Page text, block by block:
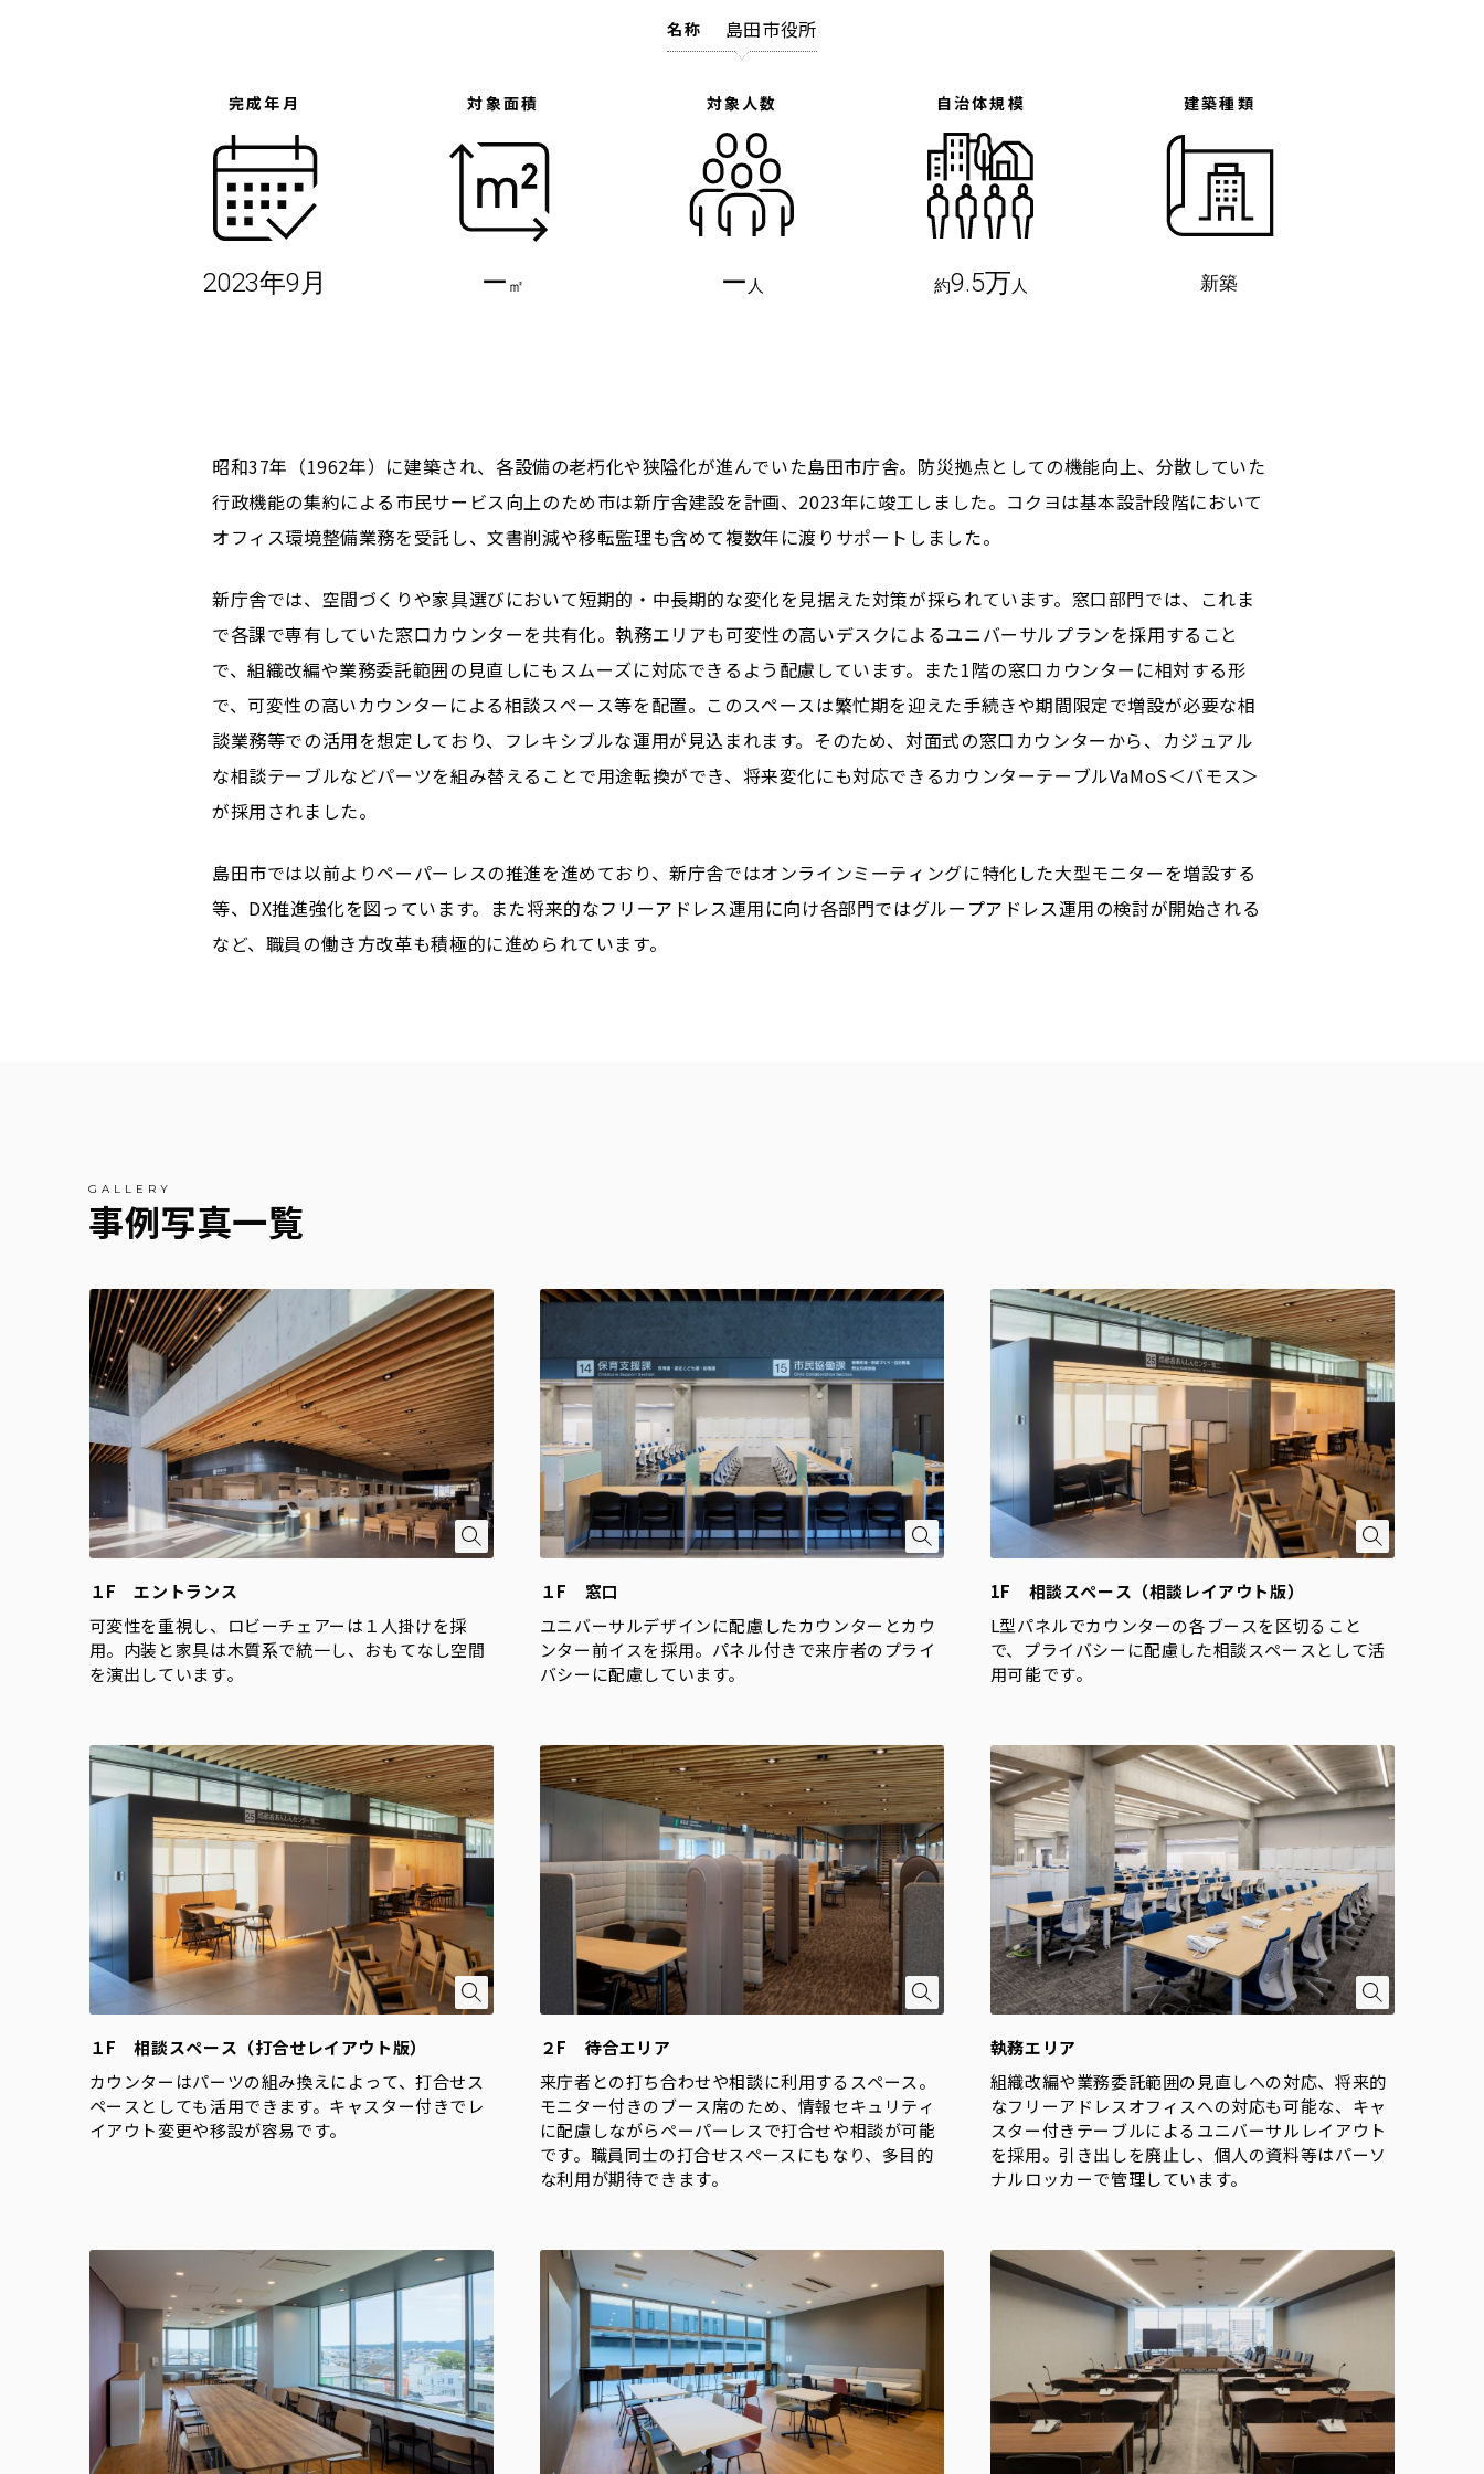
名称 島田市役所
完成年月
2023年9月
対象面積
ー ㎡
対象人数
ー 人
自治体規模
約9.5万人
建築種類
新築
昭和37年（1962年）に建築され、各設備の老朽化や狭隘化が進んでいた島田市庁舎。防災拠点としての機能向上、分散していた
行政機能の集約による市民サービス向上のため市は新庁舎建設を計画、2023年に竣工しました。コクヨは基本設計段階において
オフィス環境整備業務を受託し、文書削減や移転監理も含めて複数年に渡りサポートしました。
新庁舎では、空間づくりや家具選びにおいて短期的・中長期的な変化を見据えた対策が採られています。窓口部門では、これま
で各課で専有していた窓口カウンターを共有化。執務エリアも可変性の高いデスクによるユニバーサルプランを採用すること
で、組織改編や業務委託範囲の見直しにもスムーズに対応できるよう配慮しています。また1階の窓口カウンターに相対する形
で、可変性の高いカウンターによる相談スペース等を配置。このスペースは繁忙期を迎えた手続きや期間限定で増設が必要な相
談業務等での活用を想定しており、フレキシブルな運用が見込まれます。そのため、対面式の窓口カウンターから、カジュアル
な相談テーブルなどパーツを組み替えることで用途転換ができ、将来変化にも対応できるカウンターテーブルVaMoS＜バモス＞
が採用されました。
島田市では以前よりペーパーレスの推進を進めており、新庁舎ではオンラインミーティングに特化した大型モニターを増設する
等、DX推進強化を図っています。また将来的なフリーアドレス運用に向け各部門ではグループアドレス運用の検討が開始される
など、職員の働き方改革も積極的に進められています。
事例写真一覧
１F エントランス
可変性を重視し、ロビーチェアーは１人掛けを採
用。内装と家具は木質系で統一し、おもてなし空間
を演出しています。
１F 窓口
ユニバーサルデザインに配慮したカウンターとカウ
ンター前イスを採用。パネル付きで来庁者のプライ
バシーに配慮しています。
1F 相談スペース（相談レイアウト版）
L型パネルでカウンターの各ブースを区切ること
で、プライバシーに配慮した相談スペースとして活
用可能です。
１F 相談スペース（打合せレイアウト版）
カウンターはパーツの組み換えによって、打合せス
ペースとしても活用できます。キャスター付きでレ
イアウト変更や移設が容易です。
２F 待合エリア
来庁者との打ち合わせや相談に利用するスペース。
モニター付きのブース席のため、情報セキュリティ
に配慮しながらペーパーレスで打合せや相談が可能
です。職員同士の打合せスペースにもなり、多目的
な利用が期待できます。
執務エリア
組織改編や業務委託範囲の見直しへの対応、将来的
なフリーアドレスオフィスへの対応も可能な、キャ
スター付きテーブルによるユニバーサルレイアウト
を採用。引き出しを廃止し、個人の資料等はパーソ
ナルロッカーで管理しています。